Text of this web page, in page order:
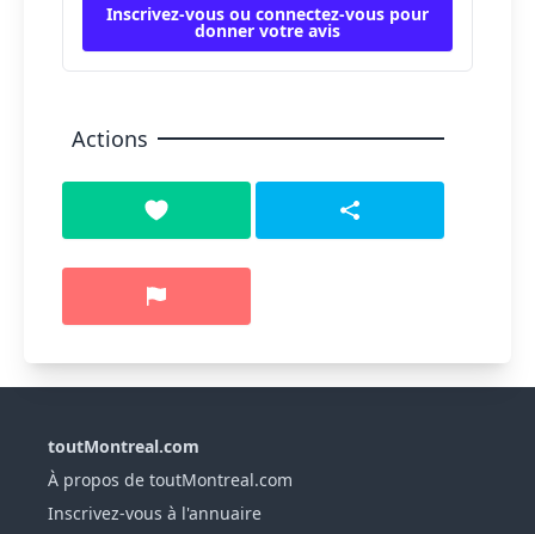
Inscrivez-vous ou connectez-vous pour
donner votre avis
Actions
toutMontreal.com
À propos de toutMontreal.com
Inscrivez-vous à l'annuaire